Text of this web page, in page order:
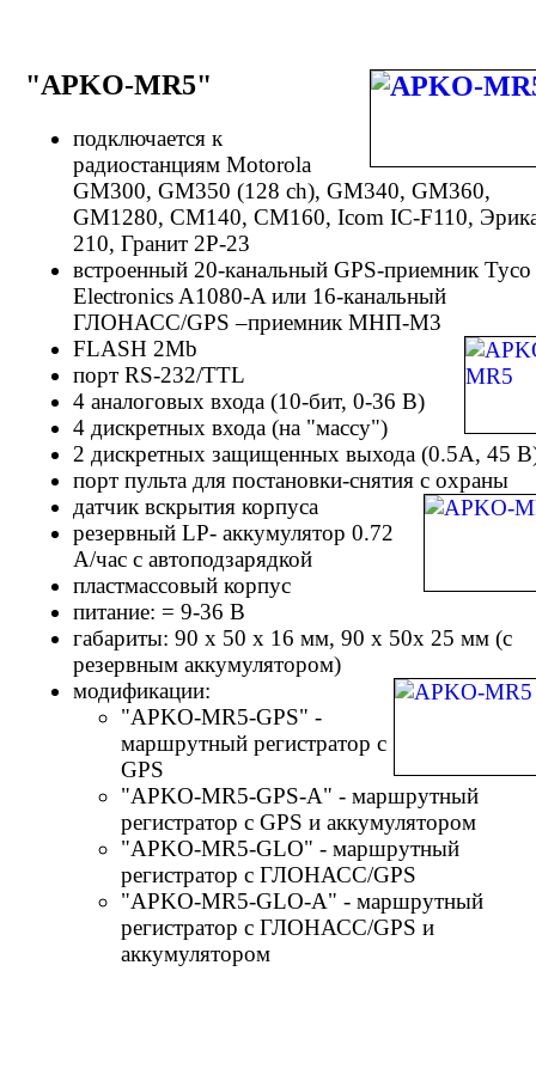
"APKO-MR5"
подключается к
радиостанциям Motorola
GM300, GM350 (128 ch), GM340, GM360,
GM1280, CM140, CM160, Icom IC-F110,
210, Гранит 2Р-23
встроенный 20-канальный GPS-приемник Tyco
Electronics A1080-A или 16-канальный
ГЛОНАСС/GPS –приемник МНП-М3
FLASH 2Mb
порт RS-232/TTL
4 аналоговых входа (10-бит, 0-36 В)
4 дискретных входа (на "массу")
2 дискретных защищенных выхода (0.5А, 45
порт пульта для постановки-снятия с охраны
датчик вскрытия корпуса
резервный LP- аккумулятор 0.72
А/час с автоподзарядкой
пластмассовый корпус
питание: = 9-36 В
габариты: 90 х 50 х 16 мм, 90 х 50х 25 мм (с
резервным аккумулятором)
модификации:
"APKO-MR5-GPS" -
маршрутный регистратор с
GPS
"APKO-MR5-GPS-A" - маршрутный
регистратор с GPS и аккумулятором
"APKO-MR5-GLO" - маршрутный
регистратор с ГЛОНАСС/GPS
"APKO-MR5-GLO-A" - маршрутный
регистратор с ГЛОНАСС/GPS и
аккумулятором